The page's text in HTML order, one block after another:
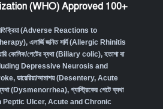
(WHO) Approved 100+
প্রতিক্রিয়া (Adverse Reactions to
এলার্জি জনিত সর্দি (Allergic Rhinitis
কোলিক/পেটের ব্যথা (Biliary colic), হতাশা বা
Depressive Neurosis and
, ডায়েরিয়া/আমাশয় (Desentery, Acute
ব্যথা (Dysmenorrhea), গ্যাস্ট্রিকের পেটে ব্যথা
Ulcer, Acute and Chronic